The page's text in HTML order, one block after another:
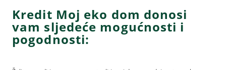
Kredit Moj eko dom donosi
vam sljedeće mogućnosti i
pogodnosti: